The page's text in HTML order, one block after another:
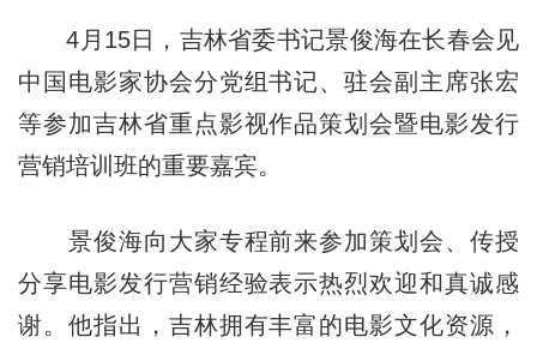
4月15日，吉林省委书记景俊海在长春会见
中国电影家协会分党组书记、驻会副主席张宏
等参加吉林省重点影视作品策划会暨电影发行
营销培训班的重要嘉宾。
景俊海向大家专程前来参加策划会、传授
分享电影发行营销经验表示热烈欢迎和真诚感
谢。他指出，吉林拥有丰富的电影文化资源，